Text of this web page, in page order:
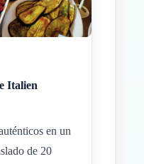
Italien
en un
de 20